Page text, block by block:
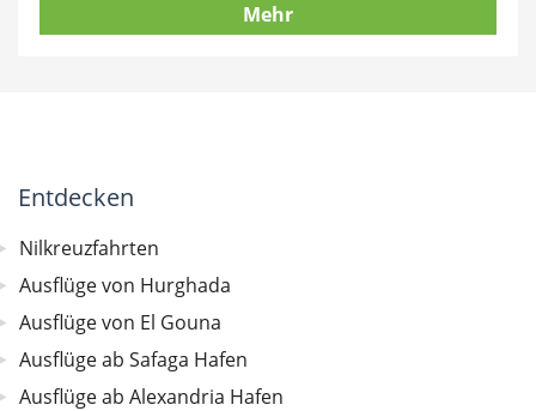
Mehr
Entdecken
Nilkreuzfahrten
Ausflüge von Hurghada
Ausflüge von El Gouna
Ausflüge ab Safaga Hafen
Ausflüge ab Alexandria Hafen